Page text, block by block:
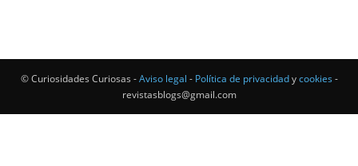
© Curiosidades Curiosas -Aviso legal - Política de privacidadycookies -
revistasblogs@gmail.com